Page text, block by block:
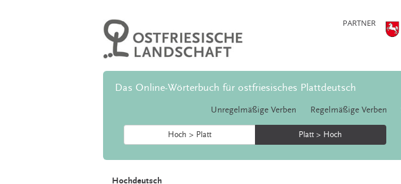
PARTNER
Das Online-Wörterbuch für ostfriesisches Plattdeutsch
Unregelmäßige Verben Regelmäßige Verben
Hoch > Platt Platt > Hoch
Hochdeutsch